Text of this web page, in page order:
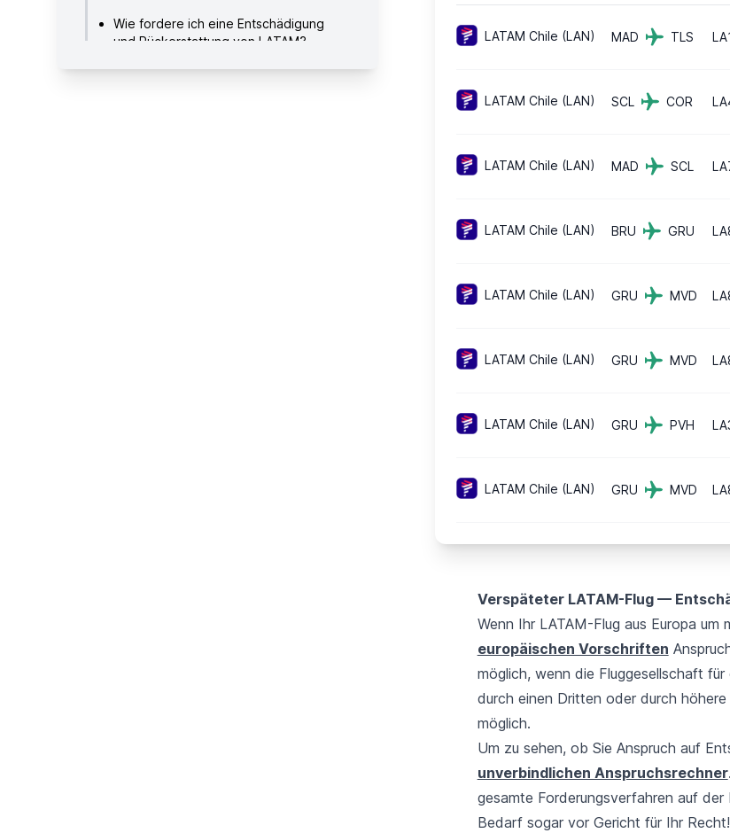
Wie fordere ich eine Entschädigung
und Rückerstattung von LATAM?
Über LATAM
LATAM Chile (LAN) MAD TLS
LATAM Chile (LAN) SCL COR
LATAM Chile (LAN) MAD SCL
LATAM Chile (LAN) BRU GRU
LATAM Chile (LAN) GRU MVD
LATAM Chile (LAN) GRU MVD
LATAM Chile (LAN) GRU PVH
LATAM Chile (LAN) GRU MVD
Verspäteter LATAM-Flug —
Wenn Ihr LATAM-Flug aus Europa
europäischen Vorschriften
möglich, wenn die Fluggesellschaft
durch einen Dritten oder durch
möglich.
Um zu sehen, ob Sie Anspruch auf
unverbindlichen Anspruchsrechner
gesamte Forderungsverfahren auf
Bedarf sogar vor Gericht für Ihr Recht!